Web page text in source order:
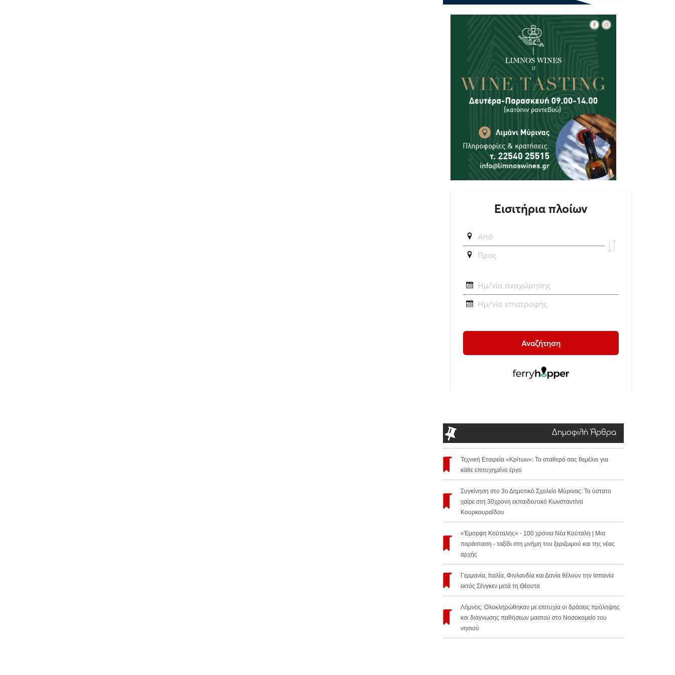
Δημοφιλή Άρθρα
Τεχνική Εταιρεία «Κρίτων»: Το σταθερό σας θεμέλιο για
κάθε επιτυχημένο έργο
Συγκίνηση στο 3ο Δημοτικό Σχολείο Μύρινας: Το ύστατο
χαίρε στη 30χρονη εκπαιδευτικό Κωνσταντίνα
Κουρκουραΐδου
«Έμορφη Κούταλης» - 100 χρόνια Νέα Κούταλη | Μια
παράσταση - ταξίδι στη μνήμη του ξεριζωμού και της νέας
αρχής
Γερμανία, Ιταλία, Φινλανδία και Δανία θέλουν την Ισπανία
εκτός Σένγκεν μετά τη Θέουτα
Λήμνος: Ολοκληρώθηκαν με επιτυχία οι δράσεις πρόληψης
και διάγνωσης παθήσεων μαστού στο Νοσοκομείο του
νησιού